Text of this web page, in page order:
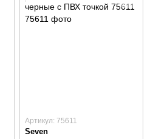
Артикул: 75611
Seven